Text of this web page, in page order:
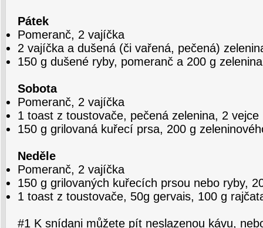
Pátek
Pomeranč, 2 vajíčka
2 vajíčka a dušená (či vařená, pečená)
150 g dušené ryby, pomeranč a 200 g zelenina
Sobota
Pomeranč, 2 vajíčka
1 toast z toustovače, pečená zelenina, 2 vejce
150 g grilovaná kuřecí prsa, 200 g
Neděle
Pomeranč, 2 vajíčka
150 g grilovaných kuřecích prsou nebo ryby,
1 toast z toustovače, 50g gervais, 100 g
#1 K snídani můžete pít neslazenou kávu,